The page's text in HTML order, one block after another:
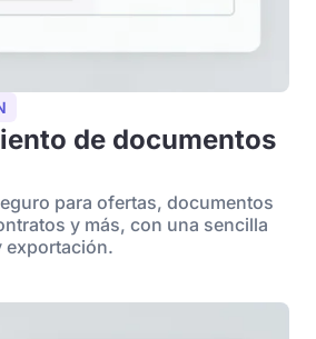
de documentos
para ofertas, documentos
y más, con una sencilla
exportación.